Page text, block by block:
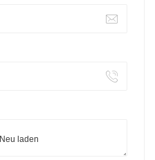
Neu laden